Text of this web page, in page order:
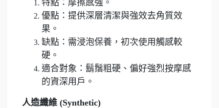
特點：摩擦感強。
優點：提供深層清潔與強效去角質效
果。
缺點：需浸泡保養，初次使用觸感較
硬。
適合對象：鬍鬚粗硬、偏好強烈按摩感
的資深用戶。
人造纖維 (Synthetic)